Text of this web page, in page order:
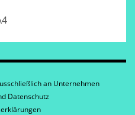
an Unternehmen
Datenschutz